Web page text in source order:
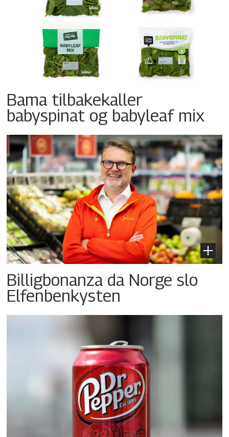
Bama tilbakekaller
babyspinat og babyleaf mix
Billigbonanza da Norge slo
Elfenbenkysten